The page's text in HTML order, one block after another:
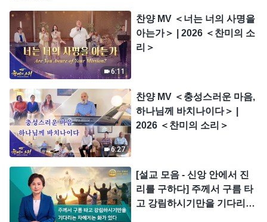
6:11
찬양 MV ＜너는 너의 사명을
아는가＞ | 2026 ＜찬미의 소
리＞
6:27
찬양 MV ＜충성스러운 마음,
하나님께 바치나이다＞ |
2026 ＜찬미의 소리＞
[설교 모음 - 신앙 안에서 진
리를 구하다] 주께서 구름 타
고 강림하시기만을 기다리는